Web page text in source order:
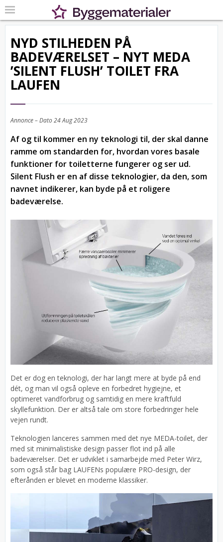
NYD STILHEDEN PÅ
BADEVÆRELSET – NYT MEDA
’SILENT FLUSH’ TOILET FRA
LAUFEN
Annonce – Dato24 Aug 2023
Af og til kommer en ny teknologi til, der skal danne
ramme om standarden for, hvordan vores basale
funktioner for toiletterne fungerer og ser ud.
Silent Flush er en af disse teknologier, da den, som
navnet indikerer, kan byde på et roligere
badeværelse.
Det er dog en teknologi, der har langt mere at byde på end
dét, og man vil også opleve en forbedret hygiejne, et
optimeret vandforbrug og samtidig en mere kraftfuld
skyllefunktion. Der er altså tale om store forbedringer hele
vejen rundt.
Teknologien lanceres sammen med det nye MEDA-toilet, der
med sit minimalistiske design passer flot ind på alle
badeværelser. Det er udviklet i samarbejde med Peter Wirz,
som også står bag LAUFENs populære PRO-design, der
efterånden er blevet en moderne klassiker.